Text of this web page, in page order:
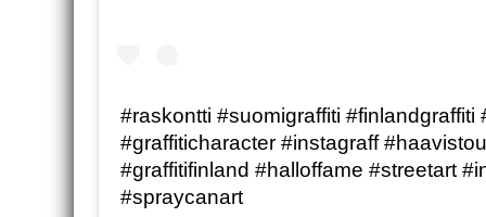
#raskontti #suomigraffiti
#graffiticharacter #instagraff
#graffitifinland #halloffame #streetart
#spraycanart